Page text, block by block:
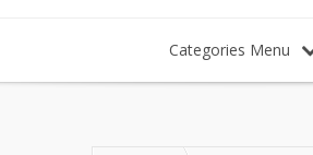
Categories Menu